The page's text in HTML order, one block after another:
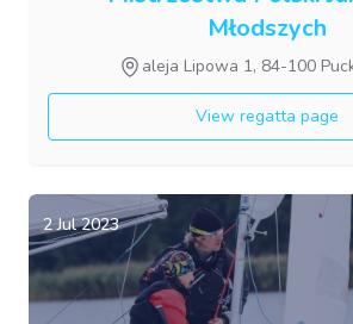
Młodszych
aleja Lipowa 1, 84-100
View regatta page
2 Jul 2023